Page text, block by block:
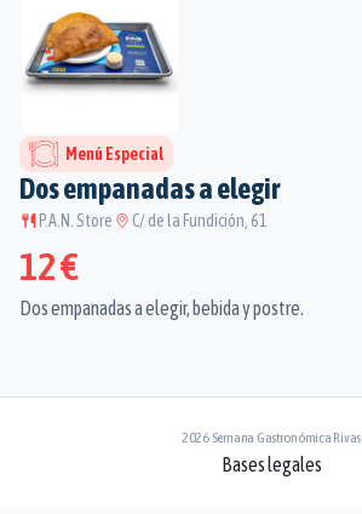
Menú Especial
Dos empanadas a elegir
P.A.N. Store C/ de la Fundición, 61
12 €
Dos empanadas a elegir, bebida y postre.
2026 Semana Gastronómica Rivas
Bases legales